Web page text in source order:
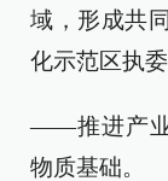
域，形成共
化示范区执
——推进产业
物质基础。